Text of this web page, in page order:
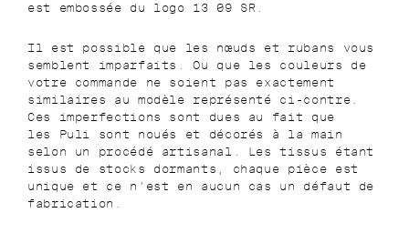
est embossée du logo 13 09 SR.
Il est possible que les nœuds et rubans vous
semblent imparfaits. Ou que les couleurs de
votre commande ne soient pas exactement
similaires au modèle représenté ci-contre.
Ces imperfections sont dues au fait que
les Puli sont noués et décorés à la main
selon un procédé artisanal. Les tissus étant
issus de stocks dormants, chaque pièce est
unique et ce n’est en aucun cas un défaut de
fabrication.